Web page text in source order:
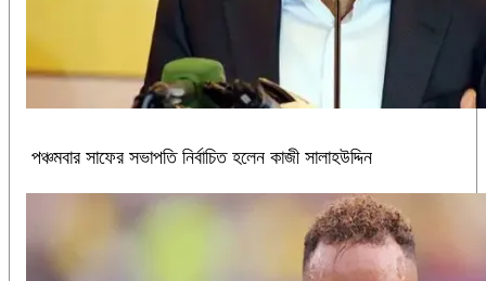
পঞ্চমবার সাফের সভাপতি নির্বাচিত হলেন কাজী সালাহউদ্দিন